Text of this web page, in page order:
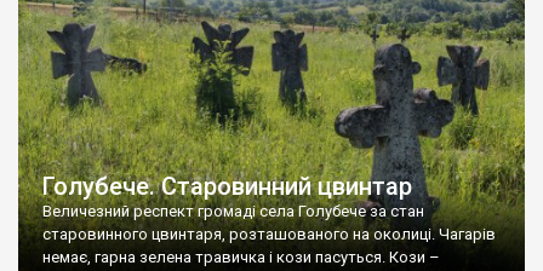
Голубече. Старовинний цвинтар
Величезний респект громаді села Голубече за стан
старовинного цвинтаря, розташованого на околиці. Чагарів
немає, гарна зелена травичка і кози пасуться. Кози –